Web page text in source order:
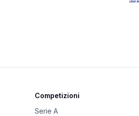
Competizioni
Serie A